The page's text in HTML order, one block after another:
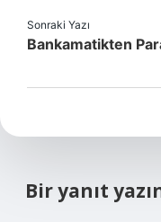
Sonraki Yazı
Bankamatikten
Bir yanıt